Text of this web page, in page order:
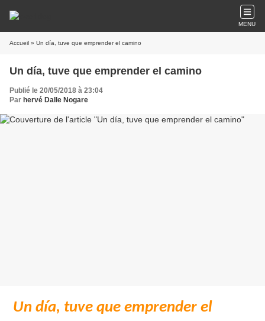
MENU
Accueil » Un día, tuve que emprender el camino
Un día, tuve que emprender el camino
Publié le 20/05/2018 à 23:04
Par hervé Dalle Nogare
Un día, tuve que emprender el